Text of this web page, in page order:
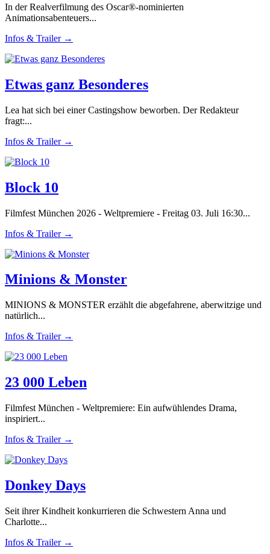
In der Realverfilmung des Oscar®-nominierten
Animationsabenteuers...
Infos & Trailer →
Etwas ganz Besonderes
Lea hat sich bei einer Castingshow beworben. Der Redakteur
fragt:...
Infos & Trailer →
Block 10
Filmfest München 2026 - Weltpremiere - Freitag 03. Juli 16:30...
Infos & Trailer →
Minions & Monster
MINIONS & MONSTER erzählt die abgefahrene, aberwitzige und
natürlich...
Infos & Trailer →
23 000 Leben
Filmfest München - Weltpremiere: Ein aufwühlendes Drama,
inspiriert...
Infos & Trailer →
Donkey Days
Seit ihrer Kindheit konkurrieren die Schwestern Anna und
Charlotte...
Infos & Trailer →